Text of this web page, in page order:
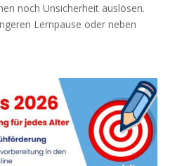
noch Unsicherheit auslösen.
Lernpause oder neben